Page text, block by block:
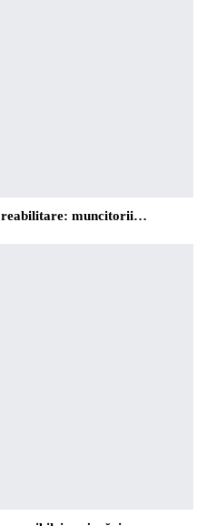
reabilitare: muncitorii…